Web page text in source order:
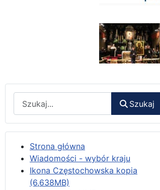
Szukaj
Strona główna
Wiadomości - wybór kraju
Ikona Częstochowska kopia
(6,638MB)